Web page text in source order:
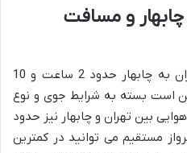
چابهار و مسافت
مدت زمان پرواز مستقیم از تهران به چابهار حدود 2 ساعت و 10
است بسته به شرایط جوی و نوع
بین تهران و چابهار نیز حدود
پرواز مستقیم می توانید در کمترین